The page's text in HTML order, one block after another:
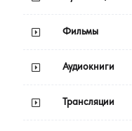
Фильмы
Аудиокниги
Трансляции